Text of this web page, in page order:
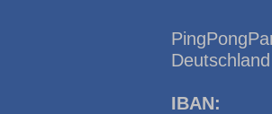
IBAN: